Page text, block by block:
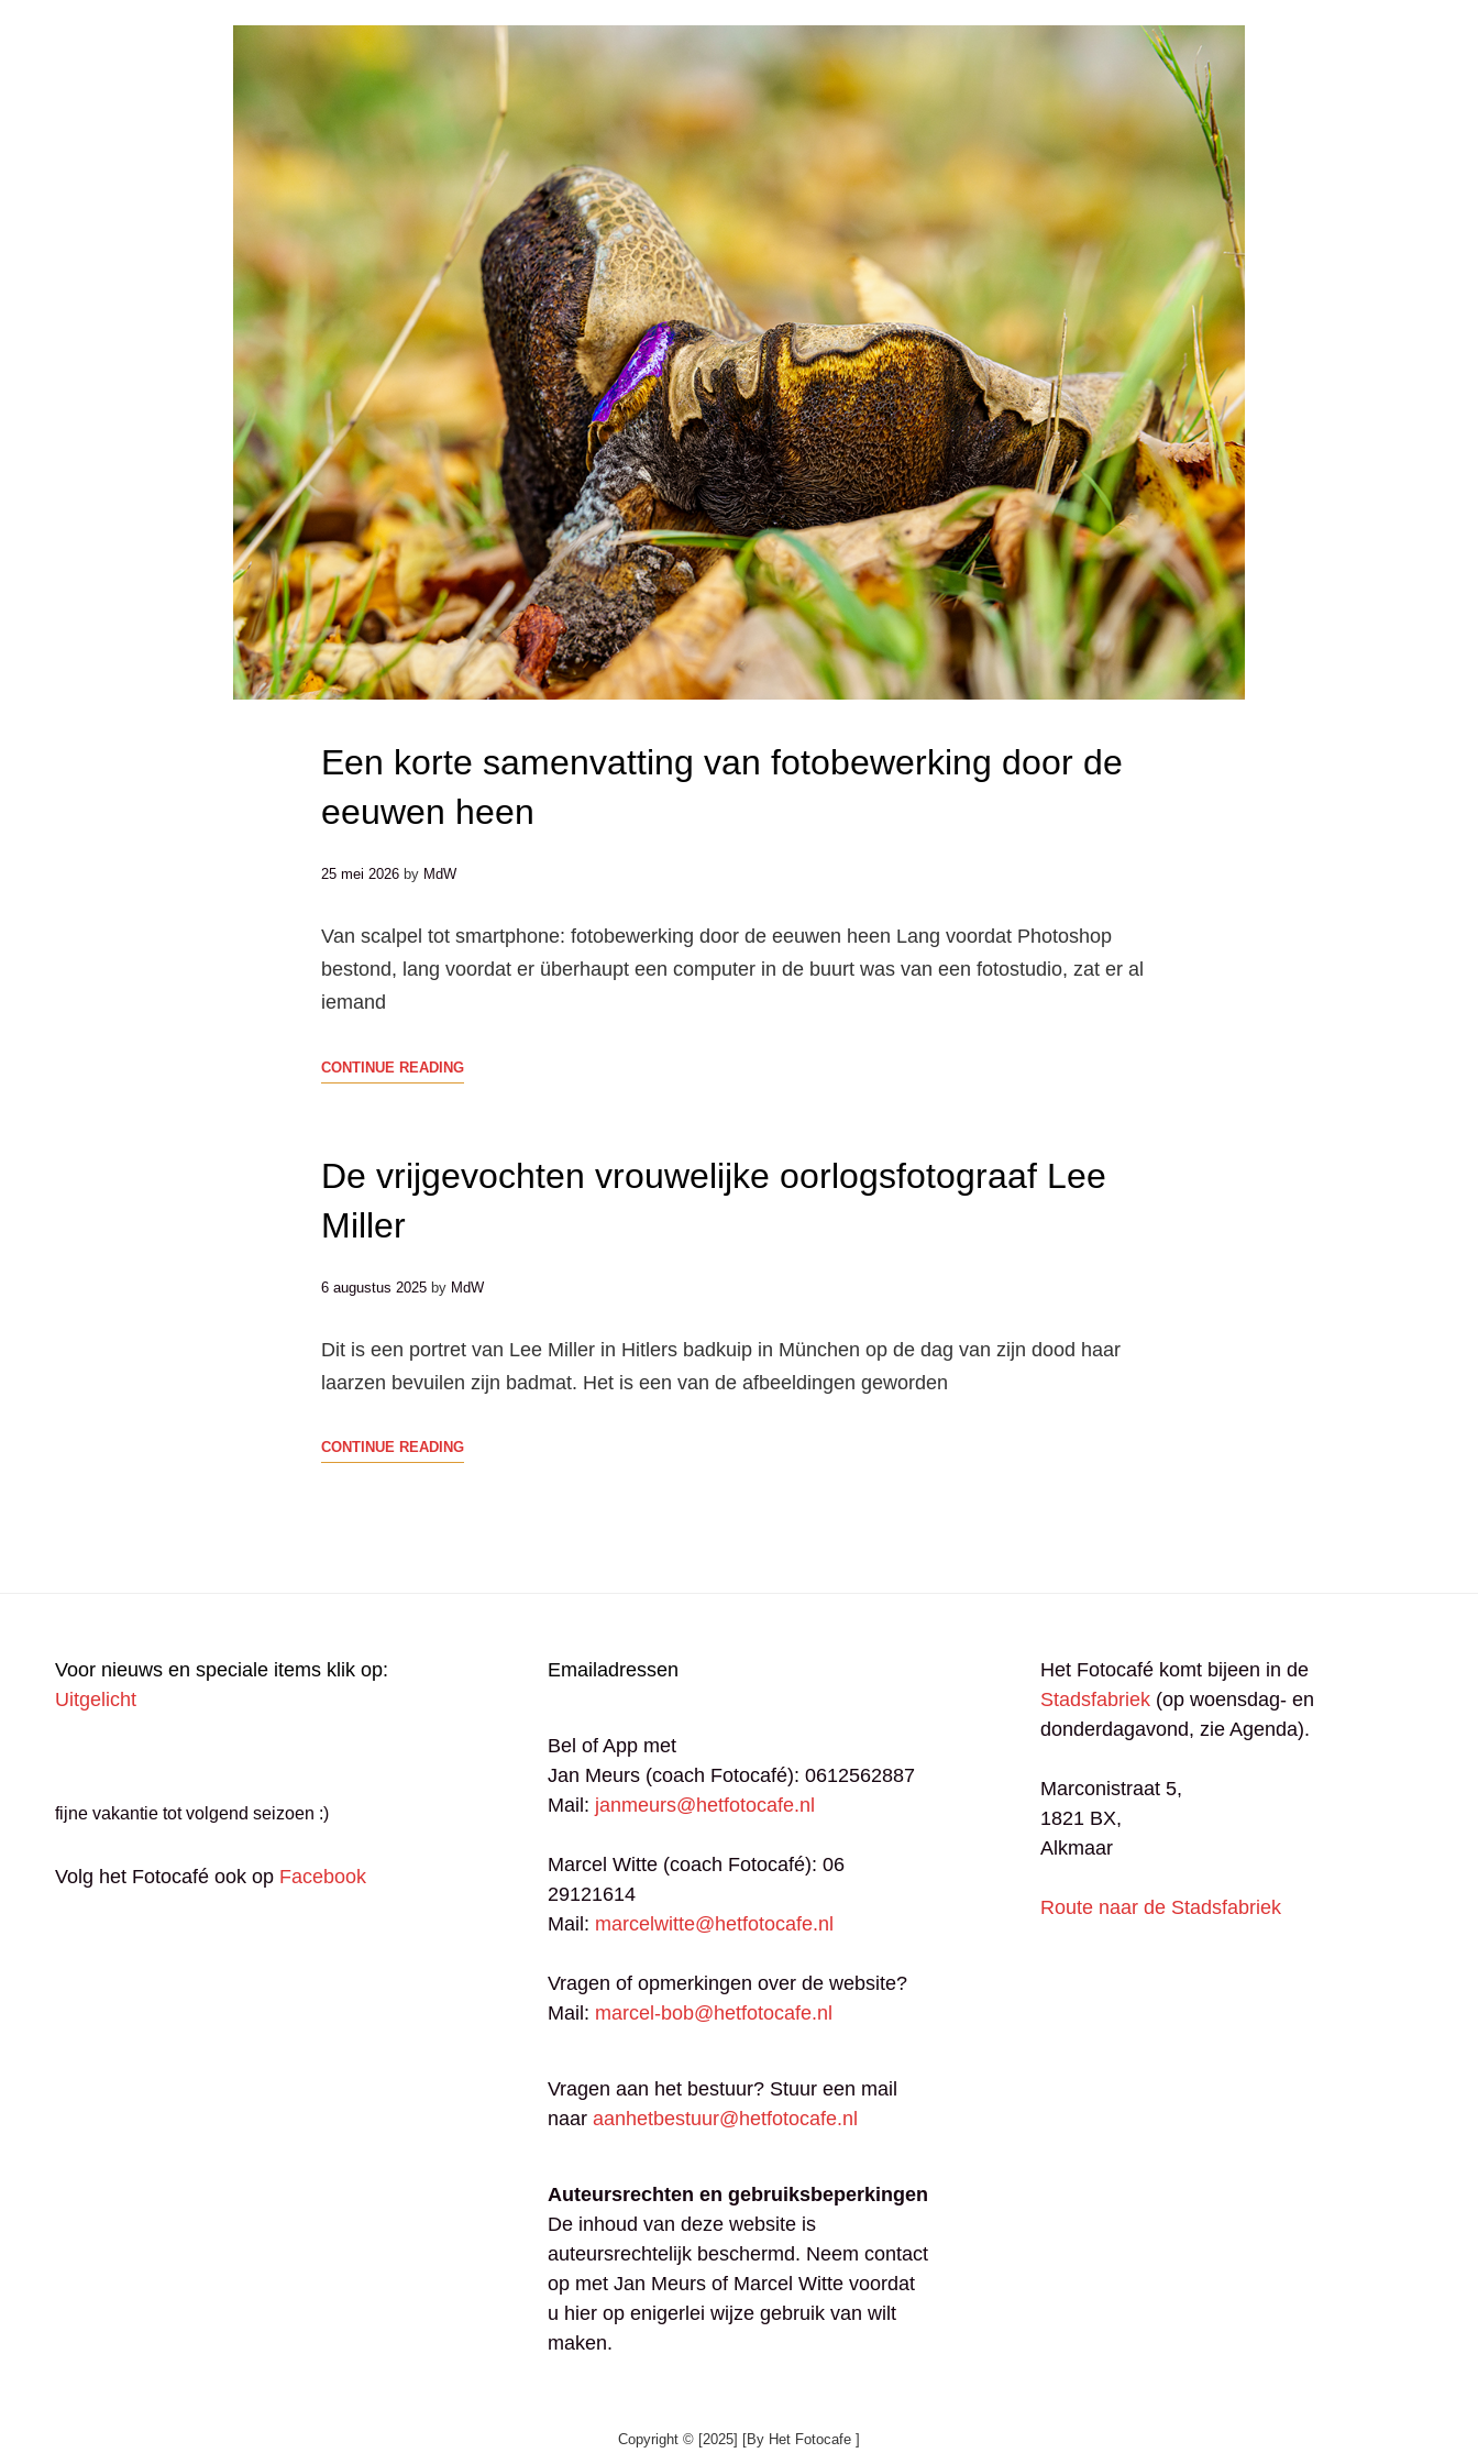
Een korte samenvatting van fotobewerking door de
eeuwen heen
25 mei 2026 by MdW
Van scalpel tot smartphone: fotobewerking door de eeuwen heen Lang voordat Photoshop
bestond, lang voordat er überhaupt een computer in de buurt was van een fotostudio, zat er al
iemand
CONTINUE READINGEEN
FOTOBEWERKING
HEEN
De vrijgevochten vrouwelijke oorlogsfotograaf Lee
Miller
6 augustus 2025 by MdW
Dit is een portret van Lee Miller in Hitlers badkuip in München op de dag van zijn dood haar
laarzen bevuilen zijn badmat. Het is een van de afbeeldingen geworden
CONTINUE READINGDE
Voor nieuws en speciale items klik op:
Uitgelicht
fijne vakantie tot volgend seizoen :)
Volg het Fotocafé ook op Facebook
Emailadressen
Bel of App met
Jan Meurs (coach Fotocafé): 0612562887
Mail: janmeurs@hetfotocafe.nl
Marcel Witte (coach Fotocafé): 06
29121614
Mail: marcelwitte@hetfotocafe.nl
Vragen of opmerkingen over de website?
Mail: marcel-bob@hetfotocafe.nl
Vragen aan het bestuur? Stuur een mail
naar aanhetbestuur@hetfotocafe.nl
Auteursrechten en gebruiksbeperkingen
De inhoud van deze website is
auteursrechtelijk beschermd. Neem contact
op met Jan Meurs of Marcel Witte voordat
u hier op enigerlei wijze gebruik van wilt
maken.
Het Fotocafé komt bijeen in de
Stadsfabriek(op woensdag- en
donderdagavond, zie Agenda).
Marconistraat 5,
1821 BX,
Alkmaar​
Route naar de Stadsfabriek
Copyright © [2025] [by Het Fotocafe ]